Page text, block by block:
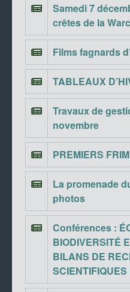
Samedi 7
crêtes de la
Films fagnards
TABLEAUX
Travaux de
novembre
PREMIERS
La promenade
photos
Conférences :
BIODIVERSITÉ
BILANS DE